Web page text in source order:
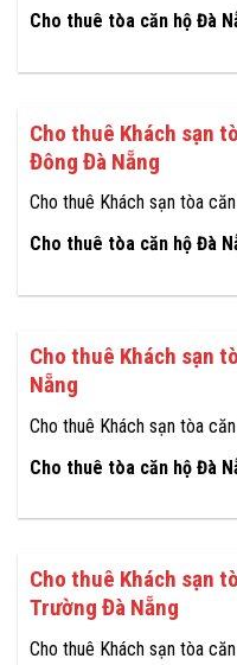
Cho thuê tòa căn hộ Đà
Cho thuê Khách sạn
Đông Đà Nẵng
Cho thuê Khách sạn tòa
Cho thuê tòa căn hộ Đà
Cho thuê Khách sạn
Nẵng
Cho thuê Khách sạn tòa
Cho thuê tòa căn hộ Đà
Cho thuê Khách sạn
Trường Đà Nẵng
Cho thuê Khách sạn tòa